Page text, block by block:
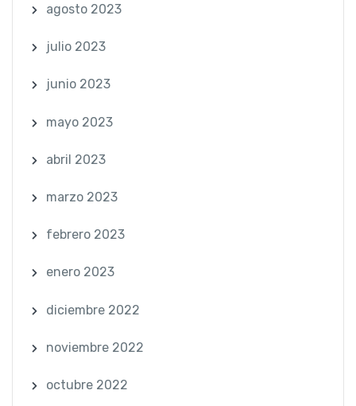
agosto 2023
julio 2023
junio 2023
mayo 2023
abril 2023
marzo 2023
febrero 2023
enero 2023
diciembre 2022
noviembre 2022
octubre 2022